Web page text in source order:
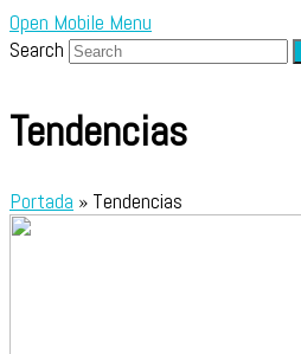
Open Mobile Menu
Search
Tendencias
Portada » Tendencias